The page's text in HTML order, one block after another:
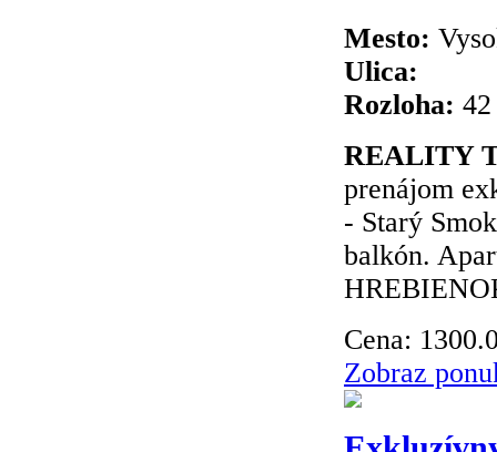
Mesto:
Ulica:
Rozloha:
REALITY
prenájom
- Starý
balkón.
Cena:
Zobraz